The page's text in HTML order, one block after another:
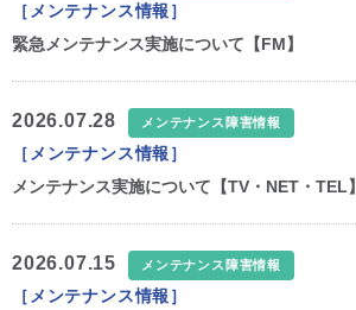
［メンテナンス情報］
緊急メンテナンス実施について【FM】
2026.07.28 メンテナンス障害情報
［メンテナンス情報］
メンテナンス実施について【TV・NET・TEL】
2026.07.15 メンテナンス障害情報
［メンテナンス情報］
サービスエリア